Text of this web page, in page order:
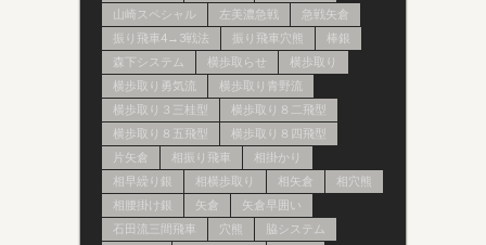
山崎スペシャル
左美濃急戦
急戦矢倉
振り飛車4→3戦法
振り飛車穴熊
棒銀
森下システム
横歩取らせ
横歩取り
横歩取り勇気流
横歩取り青野流
横歩取り３三桂型
横歩取り８二飛型
横歩取り８五飛型
横歩取り８四飛型
片矢倉
相振り飛車
相掛かり
相早繰り銀
相横歩取り 相矢倉
相穴熊
相腰掛け銀
矢倉
矢倉早囲い
石田流三間飛車
穴熊
脇システム